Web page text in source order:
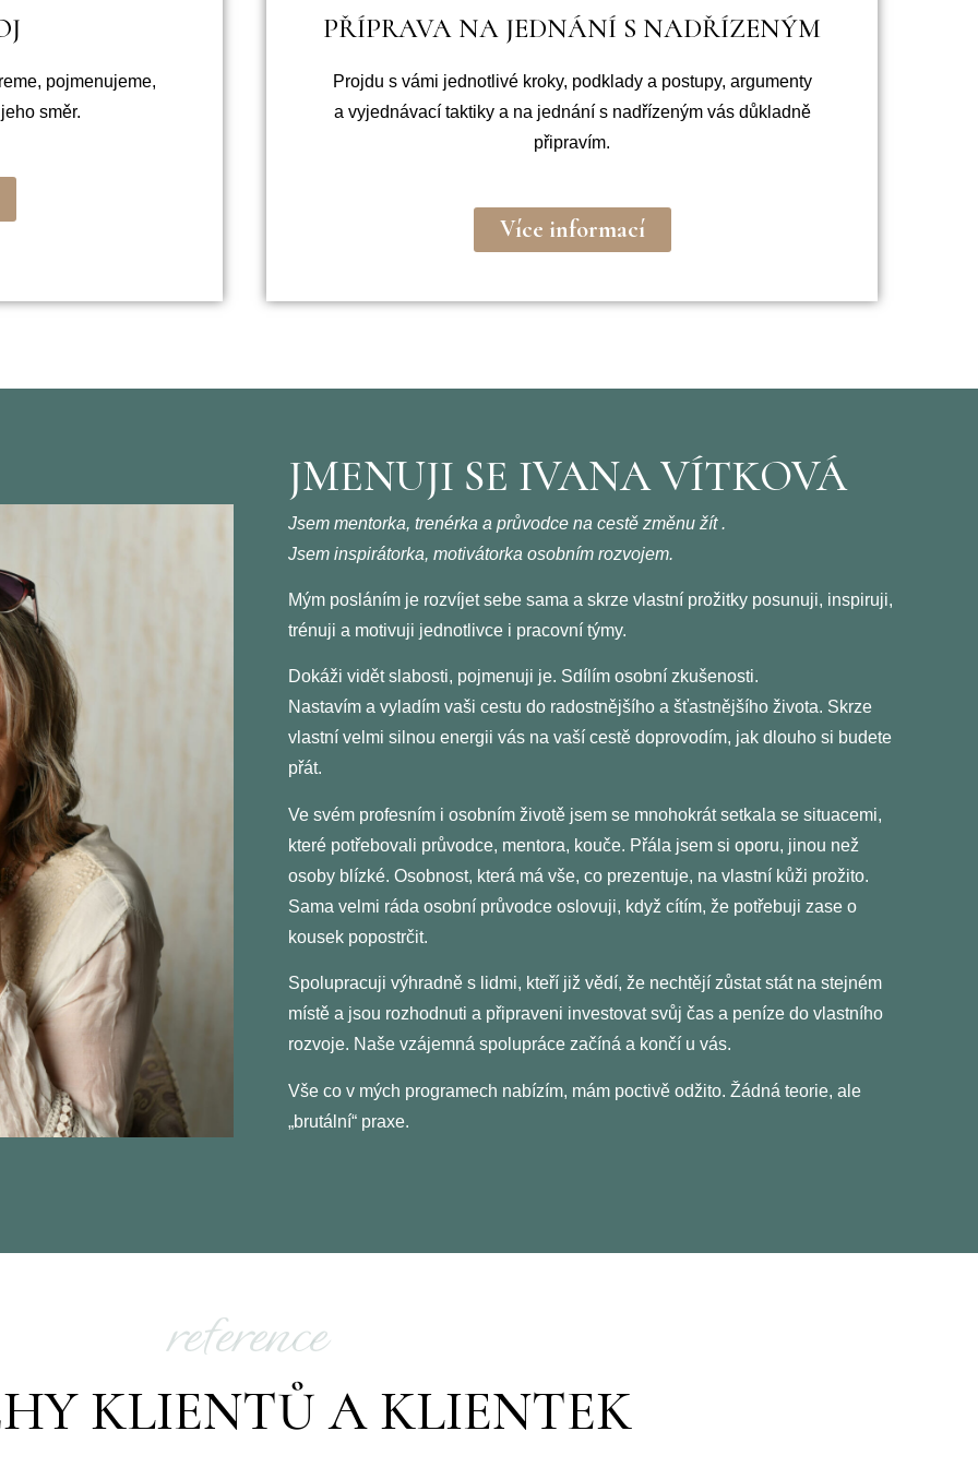
pojmenujeme,
směr.
PŘÍPRAVA NA JEDNÁNÍ S NADŘÍZENÝM
Projdu s vámi jednotlivé kroky, podklady a postupy, argumenty
a vyjednávací taktiky a na jednání s nadřízeným vás důkladně
připravím.
Více informací
JMENUJI SE IVANA VÍTKOVÁ
Jsem mentorka, trenérka a průvodce na cestě změnu žít .
Jsem inspirátorka, motivátorka osobním rozvojem.
Mým posláním je rozvíjetsebe sama a skrze vlastní prožitky posunuji, inspiruji,
trénuji a motivuji jednotlivce i pracovní týmy.
Dokáži vidět slabosti, pojmenuji je. Sdílím osobní zkušenosti.
Nastavím a vyladím vaši cestu do radostnějšího a šťastnějšího života. Skrze
vlastní velmi silnou energii vás na vaší cestě doprovodím, jak dlouho si budete
přát.
Ve svém profesním i osobním životě jsem se mnohokrátsetkala se situacemi,
které potřebovali průvodce, mentora, kouče. Přála jsem si oporu, jinou než
osoby blízké. Osobnost, která má vše, co prezentuje, na vlastní kůži prožito.
Sama velmi ráda osobní průvodce oslovuji, když cítím, že potřebuji zase o
kousek popostrčit.
Spolupracuji výhradně s lidmi, kteří již vědí, že nechtějí zůstat stát na stejném
místě a jsou rozhodnuti a připraveni investovat svůj čas a peníze do vlastního
rozvoje. Naše vzájemná spolupráce začíná a končí u vás.
Vše co v mých programech nabízím, mám poctivě odžito. Žádná teorie, ale
„brutální“ praxe.
reference
KLIENTŮ A KLIENTEK